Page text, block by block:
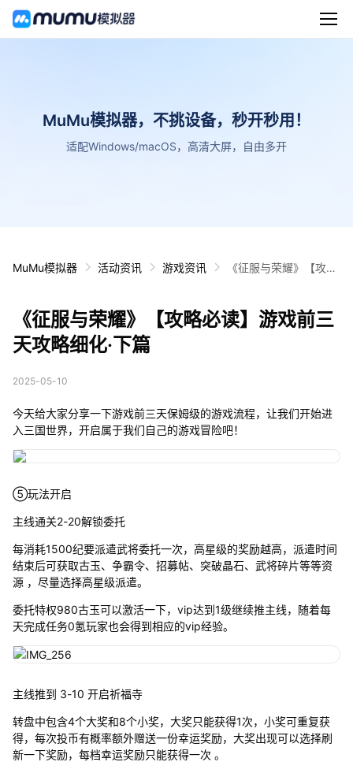
MuMu模拟器，不挑设备，秒开秒用！
适配Windows/macOS，高清大屏，自由多开
MuMu模拟器 活动资讯 游戏资讯
《征服与荣耀》【攻略
《征服与荣耀》【攻略必读】游戏前三
天攻略细化·下篇
2025-05-10
今天给大家分享一下游戏前三天保姆级的游戏流程，让我们开始进
入三国世界，开启属于我们自己的游戏冒险吧！
⑤玩法开启
主线通关2-20解锁委托
每消耗1500纪要派遣武将委托一次，高星级的奖励越高，派遣时间
结束后可获取古玉、争霸令、招募帖、突破晶石、武将碎片等等资
源 ，尽量选择高星级派遣。
委托特权980古玉可以激活一下，vip达到1级继续推主线，随着每
天完成任务0氪玩家也会得到相应的vip经验。
主线推到 3-10 开启祈福寺
转盘中包含4个大奖和8个小奖，大奖只能获得1次，小奖可重复获
得，每次投币有概率额外赠送一份幸运奖励，大奖出现可以选择刷
新一下奖励，每档幸运奖励只能获得一次 。